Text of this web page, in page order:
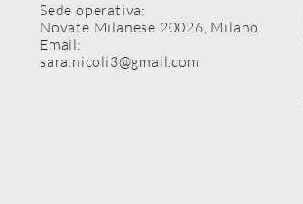
Sede operativa:
Novate Milanese 20026, Milano
Email:
sara.nicoli3@gmail.com